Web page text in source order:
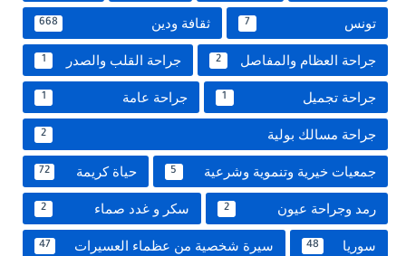
تونس 7 ثقافة ودين 668
جراحة العظام والمفاصل 2 جراحة القلب والصدر 1
جراحة تجميل 1 جراحة عامة 1
جراحة مسالك بولية 2
جمعيات خيرية وتنموية وشرعية 5 حياة كريمة 72
رمد وجراحة عيون 2 سكر و غدد صماء 2
سوريا 48 سيرة شخصية من عظماء العسيرات 47